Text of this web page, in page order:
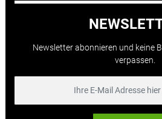
Newsletter abonnieren und keine
verpassen.